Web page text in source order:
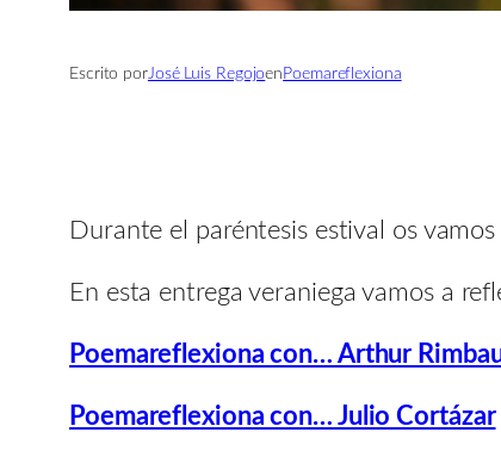
Escrito porJosé Luis Regojoen Poemareflexiona
Durante el paréntesis estival os
En esta entrega veraniega vamos a
Poemareflexiona con… Arthur
Poemareflexiona con… Julio Cortázar